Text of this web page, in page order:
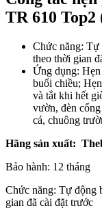
TR 610 Top2
Chức năng: Tự
theo thời gian
Ứng dụng:
buổi chiều;
và tắt khi hết
vườn, đèn
cá, chuông
Hãng sản xuất:
Bảo hành: 12 tháng
Chức năng: Tự động
gian đã cài đặt trước